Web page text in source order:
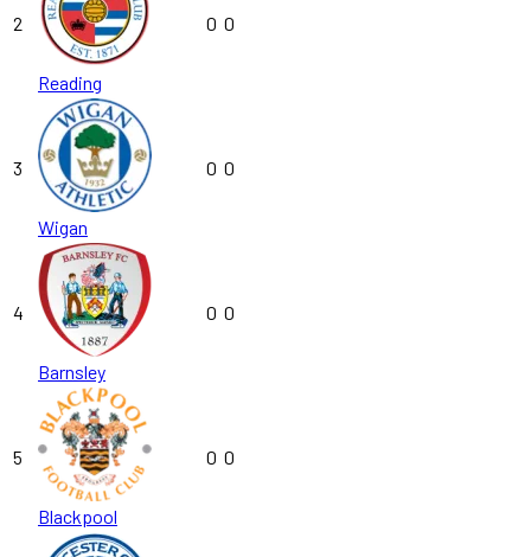
2
Reading
0 0
3
Wigan
0 0
4
Barnsley
0 0
5
Blackpool
0 0